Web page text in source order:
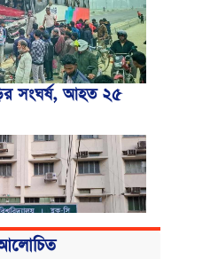
সংঘর্ষ, আহত ২৫
আলোচিত